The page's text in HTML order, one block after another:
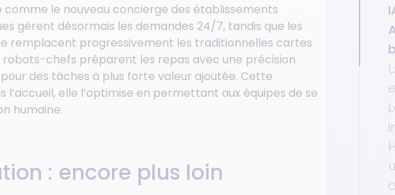
comme le nouveau concierge des établissements
gèrent désormais les demandes 24/7, tandis que les
remplacent progressivement les traditionnelles cartes
robots-chefs préparent les repas avec une précision
des tâches à plus forte valeur ajoutée. Cette
elle l’optimise en permettant aux équipes de se
humaine.
: encore plus loin